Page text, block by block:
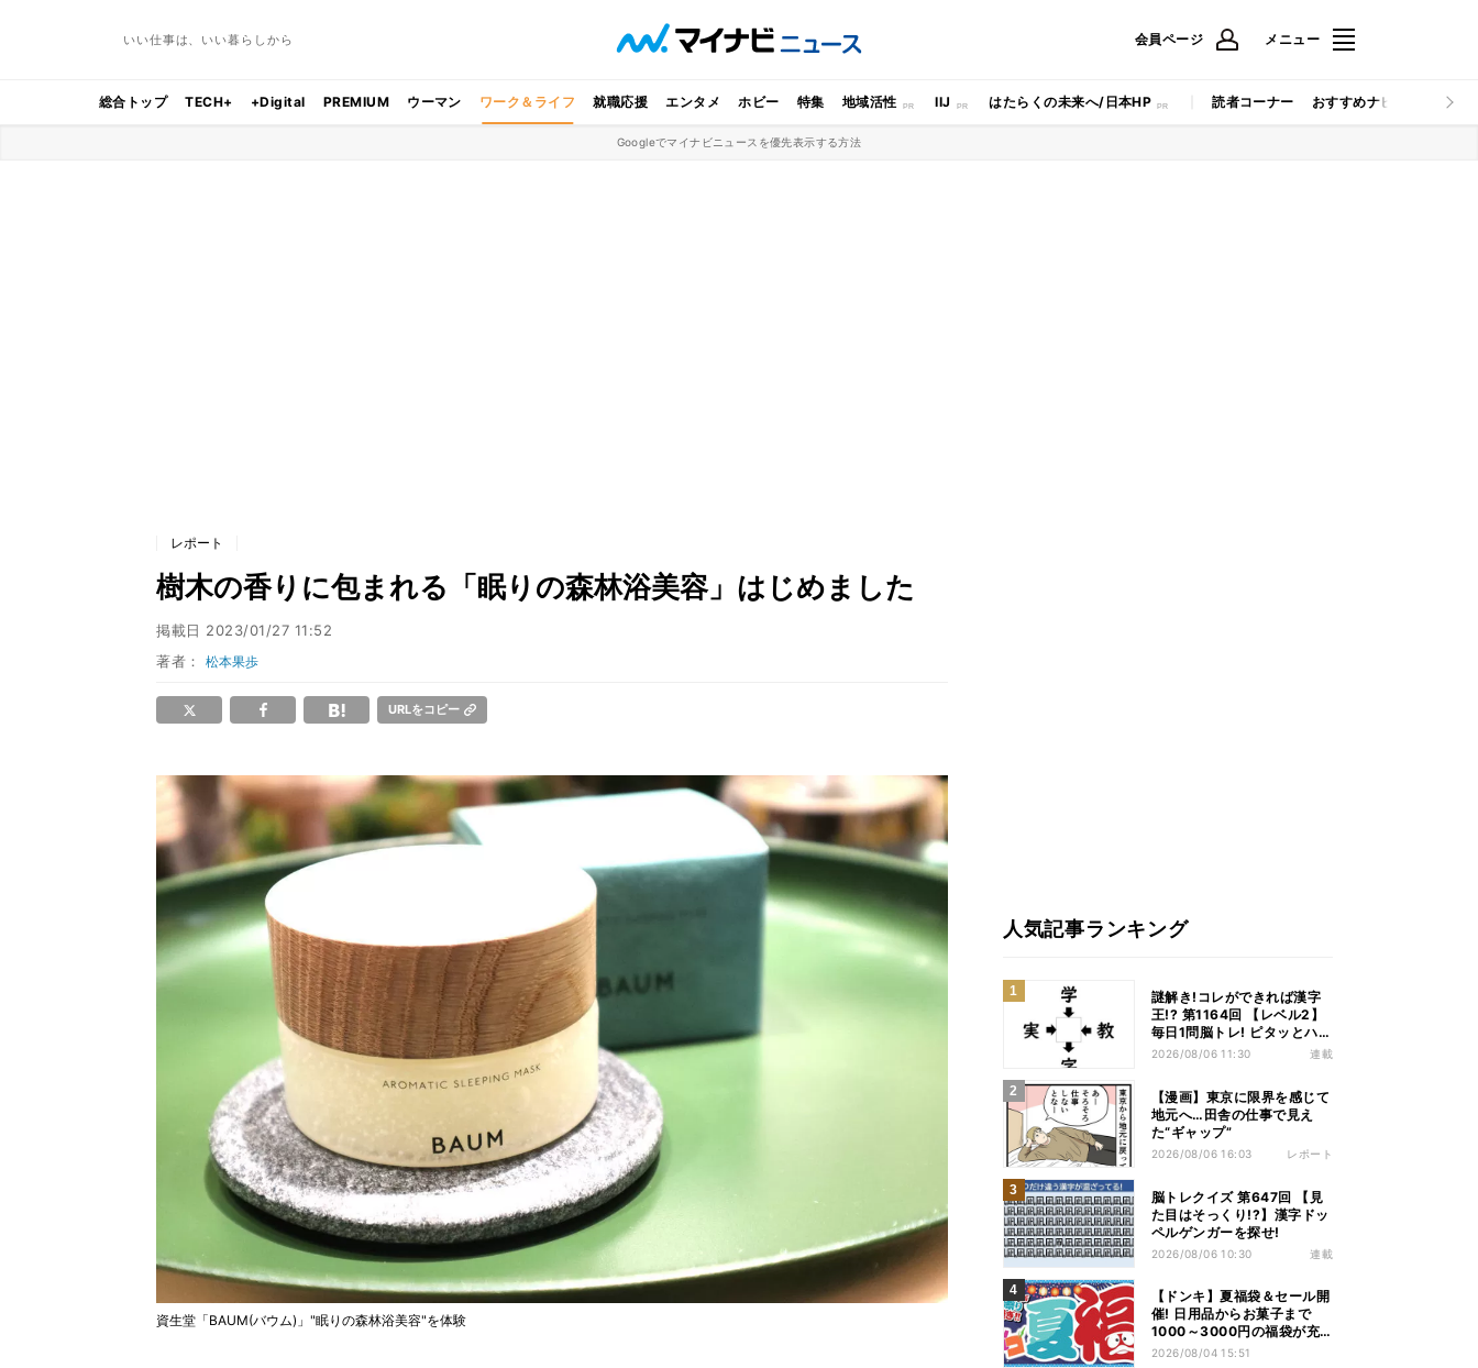
いい仕事は、いい暮らしから 会員ページ メニュー
総合トップ TECH+ +Digital PREMIUM ウーマン ワーク＆ライフ 就職応援 エンタメ ホビー 特集 地域活性 IIJ はたらくの未来へ/日本HP 読者コーナー おすすめナビ マイナビ
Googleでマイナビニュースを優先表示する方法
レポート
樹木の香りに包まれる「眠りの森林浴美容」はじめました
掲載日 2023/01/27 11:52
著者：松本果歩
URLをコピー
資生堂「BAUM(バウム)」"眠りの森林浴美容"を体験
人気記事ランキング
謎解き!コレができれば漢字
王!? 第1164回 【レベル2】
毎日1問脳トレ! ピタッとハマ
る漢字はどれだ?
2026/08/06 11:30 連載
【漫画】東京に限界を感じて
地元へ…田舎の仕事で見え
た“ギャップ”
2026/08/06 16:03 レポート
脳トレクイズ 第647回 【見
た目はそっくり!?】漢字ドッ
ペルゲンガーを探せ!
2026/08/06 10:30 連載
【ドンキ】夏福袋＆セール開
催! 日用品からお菓子まで
1000～3000円の福袋が充
実、家電やアパレルなど人気
2026/08/04 15:51